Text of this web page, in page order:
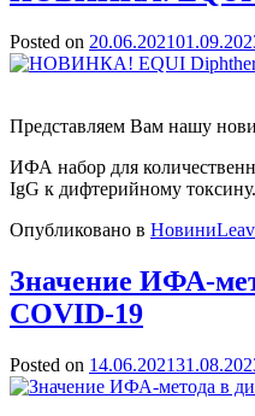
Posted on 20.06.2021
Представляем Вам нашу
ИФА набор для
IgG к дифтерийному токсину.
Опубликовано в Новини
Значение ИФА-
COVID-19
Posted on 14.06.2021